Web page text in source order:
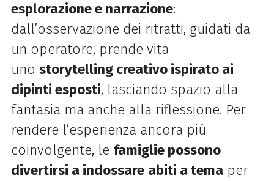
esplorazione e narrazione:
dall’osservazione dei ritratti, guidati da
un operatore, prende vita
uno storytelling creativo ispirato ai
dipinti esposti, lasciando spazio alla
fantasia ma anche alla riflessione. Per
rendere l’esperienza ancora più
coinvolgente, le famiglie possono
divertirsi a indossare abiti a temaper